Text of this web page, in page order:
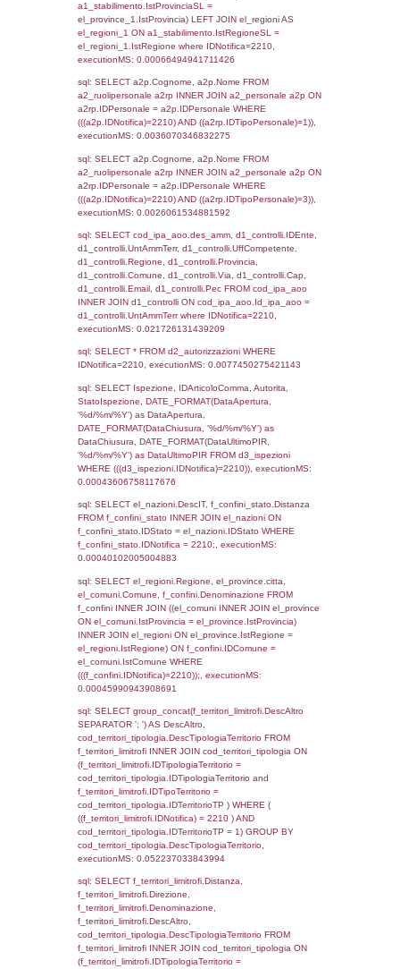
sql: SELECT COUNT(*) FROM `userlevels`
`userlevelid` = -2, executionMS:
sql: SELECT `userlevelid`, `userlevelname`
`userlevels`, executionMS:
sql: SELECT COUNT(*) FROM
WHERE `userlevelid` = -2, executionMS:
0.00020909309387207
sql: SELECT `tablename`, `userlevelid`,
`userlevelpermissions` WHERE `userlevelid`
executionMS: 0.00093603134155273
sql: SELECT a1.RagioneSociale,
localita, el_prov.citta AS provincia,
DATE(n.DataInvioNotifica) as
n.FileNotificaZip, n.DataFileNotificaZip
LEFT JOIN infostabilimento i ON
a1.CodiceUnivoco = n.CodiceUnivoco LEFT
el_comuni AS el_com ON a1.ComuneStab =
el_com.IstComune LEFT JOIN el_province
a1.ProvinciaStab = el_prov.IstProvincia
n.IDNotifica = 2210;, executionMS:
sql: SELECT a1_stabilimento.*,
ComuneST, el_province.citta as
el_regioni.Regione as RegioneST,
as ComuneSL, el_province_1.citta as
el_regioni_1.Regione as RegioneSL FROM
(((((a1_stabilimento LEFT JOIN el_comuni
a1_stabilimento.ComuneStab =
LEFT JOIN el_province ON
= el_province.IstProvincia) LEFT JOIN
LEFT JOIN el_comuni AS el_comuni_1 ON
a1_stabilimento.IstComuneSL =
LEFT JOIN el_province AS el_province_1
a1_stabilimento.IstProvinciaSL =
el_province_1.IstProvincia) LEFT JOIN
el_regioni_1 ON
el_regioni_1.IstRegione where
executionMS: 0.00066494941711426
sql: SELECT a2p.Cognome, a2p.Nome
a2_ruolipersonale a2rp INNER JOIN
a2rp.IDPersonale = a2p.IDPersonale
(((a2p.IDNotifica)=2210) AND